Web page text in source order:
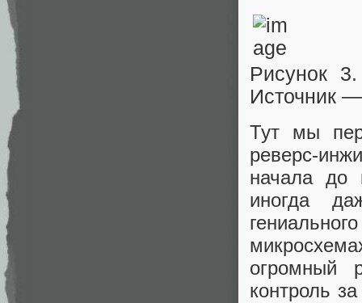
Рисунок
Источник
Тут мы
реверс-
начала до
иногда
огромный
контроль